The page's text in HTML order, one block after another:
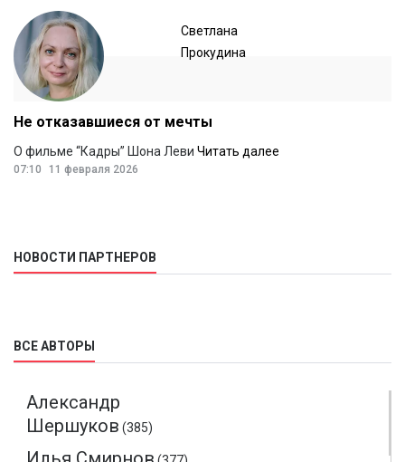
Светлана
Прокудина
Не отказавшиеся от мечты
О фильме “Кадры” Шона Леви Читать далее
07:10 11 февраля 2026
НОВОСТИ ПАРТНЕРОВ
ВСЕ АВТОРЫ
Александр
Шершуков (385)